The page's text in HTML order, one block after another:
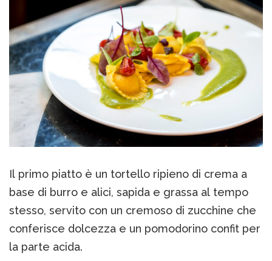
Il primo piatto è un tortello ripieno di crema a
base di burro e alici, sapida e grassa al tempo
stesso, servito con un cremoso di zucchine che
conferisce dolcezza e un pomodorino confit per
la parte acida.